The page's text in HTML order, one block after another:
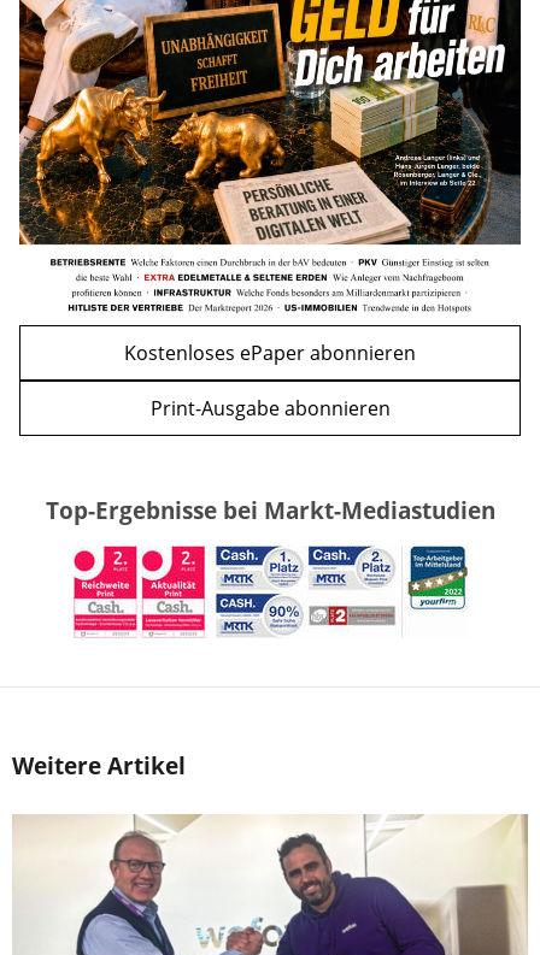
WEITERE ARTIKEL
zurückweiter
Act geben die Richtung vor
mehr
Kostenloses ePaper abonnieren
Print-Ausgabe abonnieren
Top-Ergebnisse bei Markt-Mediastudien
Weitere Artikel